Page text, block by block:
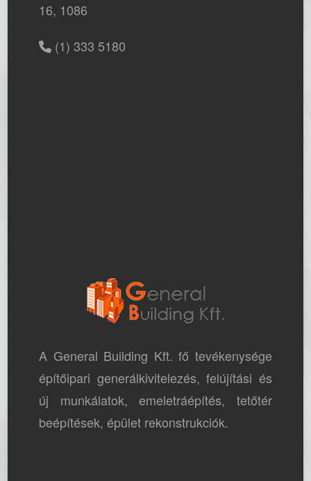
16, 1086
(1) 333 5180
A General Building Kft. fő tevékenysége
építőipari generálkivitelezés, felújítási és
új munkálatok, emeletráépítés, tetőtér
beépítések, épület rekonstrukciók.